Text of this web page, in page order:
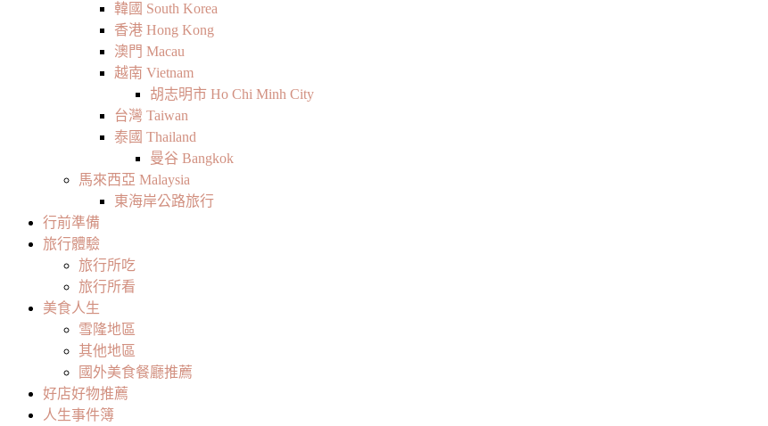
韓國 South Korea
香港 Hong Kong
澳門 Macau
越南 Vietnam
胡志明市 Ho Chi Minh City
台灣 Taiwan
泰國 Thailand
曼谷 Bangkok
馬來西亞 Malaysia
東海岸公路旅行
行前準備
旅行體驗
旅行所吃
旅行所看
美食人生
雪隆地區
其他地區
國外美食餐廳推薦
好店好物推薦
人生事件簿